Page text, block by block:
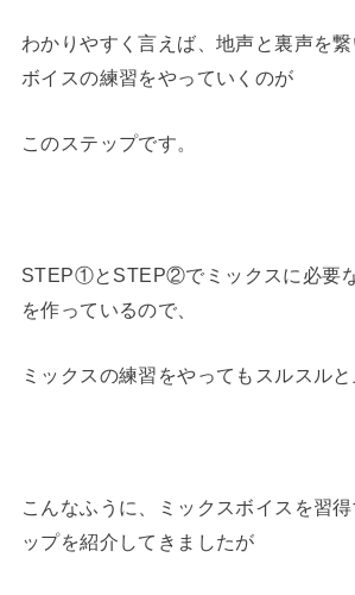
わかりやすく言えば、地声と裏声を
ボイスの練習をやっていくのが
このステップです。
STEP①とSTEP②でミックスに必要
を作っているので、
ミックスの練習をやってもスルスルと
こんなふうに、ミックスボイスを習
ップを紹介してきましたが